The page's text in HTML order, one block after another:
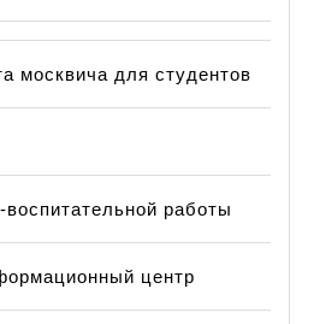
москвича для студентов
воспитательной работы
центр